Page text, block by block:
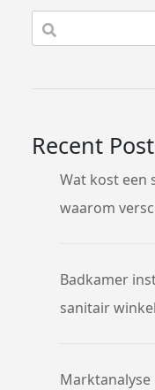
Recent
Wat kost een
waarom
Badkamer
sanitair